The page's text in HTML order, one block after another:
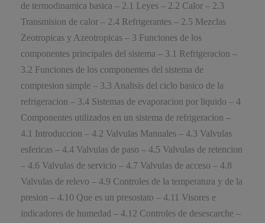
de termodinamica basica – 2.1 Leyes – 2.2 Calor – 2.3
Transmision de calor – 2.4 Refrigerantes – 2.5 Mezclas
Zeotropicas y Azeotropicas – 3 Funciones de los
componentes principales del sistema – 3.1 Refrigeracion –
3.2 Funciones de los componentes del sistema de
compresion simple – 3.3 Analisis del ciclo basico de la
refrigeracion – 3.4 Sistemas de evaporacion por liquido – 4
Componentes utilizados en un sistema de refrigeracion –
4.1 Introduccion – 4.2 Valvulas Manuales – 4.3 Valvulas
esfericas – 4.4 Valvulas de paso – 4.5 Valvulas de retencion
– 4.6 Valvulas de servicio – 4.7 Valvulas de acceso – 4.8
Valvulas de relevo – 4.9 Controles de la temperatura y de la
presion – 4.10 Que es un presostato – 4.11 Visores e
indicadores de humedad – 4.12 Controles de desescarche –